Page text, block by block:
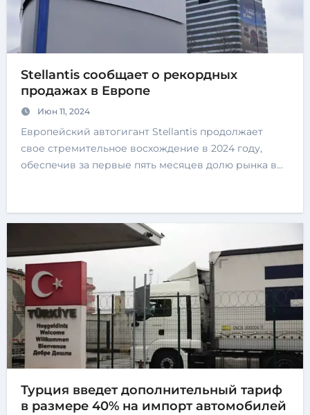
Stellantis сообщает о рекордных
продажах в Европе
Июн 11, 2024
Европейский автогигант Stellantis продолжает
свое стремительное восхождение в 2024 году,
обеспечив за первые пять месяцев долю рынка в…
Турция введет дополнительный тариф
в размере 40% на импорт автомобилей